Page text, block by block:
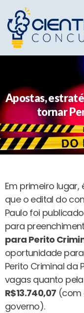
Apostas,
tornar
Em primeiro
que o edital do
Paulo foi
para
para Perito
oportunidade
Perito Criminal da
vagas quanto
R$13.740,07 (com
governo).